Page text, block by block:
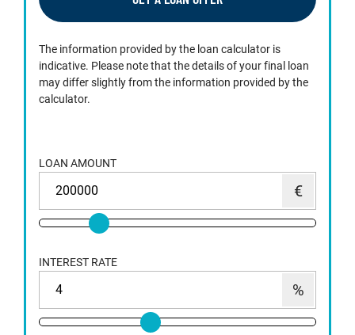
The information provided by the loan calculator is
indicative. Please note that the details of your final loan
may differ slightly from the information provided by the
calculator.
LOAN AMOUNT
INTEREST RATE